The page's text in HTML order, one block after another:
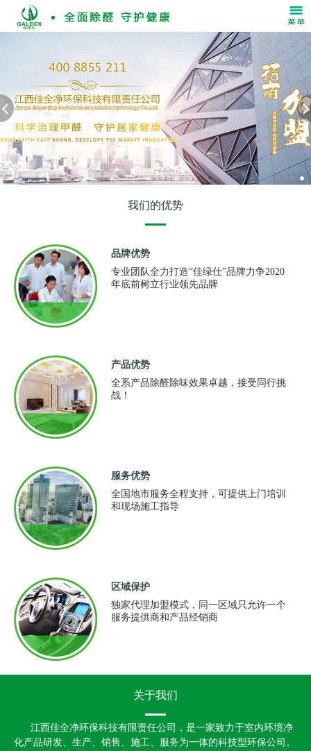
我们的优势
品牌优势
专业团队全力打造“佳绿仕”品牌力争2020
年底前树立行业领先品牌
产品优势
全系产品除醛除味效果卓越，接受同行挑
战！
服务优势
全国地市服务全程支持，可提供上门培训
和现场施工指导
区域保护
独家代理加盟模式，同一区域只允许一个
服务提供商和产品经销商
关于我们
江西佳全净环保科技有限责任公司，是一家致力于室内环境净
化产品研发、生产、销售、施工、服务为一体的科技型环保公司。